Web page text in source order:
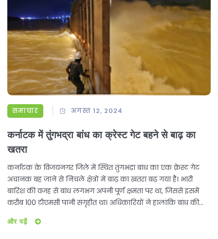
समाचार अगस्त 12, 2024
कर्नाटक में तुंगभद्रा बांध का क्रेस्ट गेट बहने से बाढ़ का
खतरा
कर्नाटक के विजयनगर जिले में स्थित तुंगभद्रा बांध का एक क्रेस्ट गेट
अचानक बह जाने से निचले क्षेत्रों में बाढ़ का खतरा बढ़ गया है। भारी
बारिश की वजह से बांध लगभग अपनी पूर्ण क्षमता पर था, जिससे इसमें
करीब 100 टीएमसी पानी संगृहीत था। अधिकारियों ने हालांकि बांध की
आधे से अधिक पानी निकलना आवश्यक है।
और पढ़ें